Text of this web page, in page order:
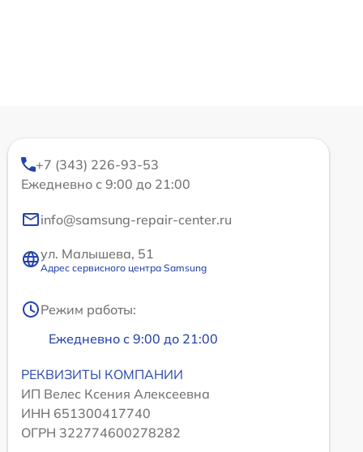
+7 (343) 226-93-53
Ежедневно с 9:00 до 21:00
info@samsung-repair-center.ru
ул. Малышева, 51
Адрес сервисного центра Samsung
Режим работы:
Ежедневно с 9:00 до 21:00
РЕКВИЗИТЫ КОМПАНИИ
ИП Велес Ксения Алексеевна
ИНН 651300417740
ОГРН 322774600278282